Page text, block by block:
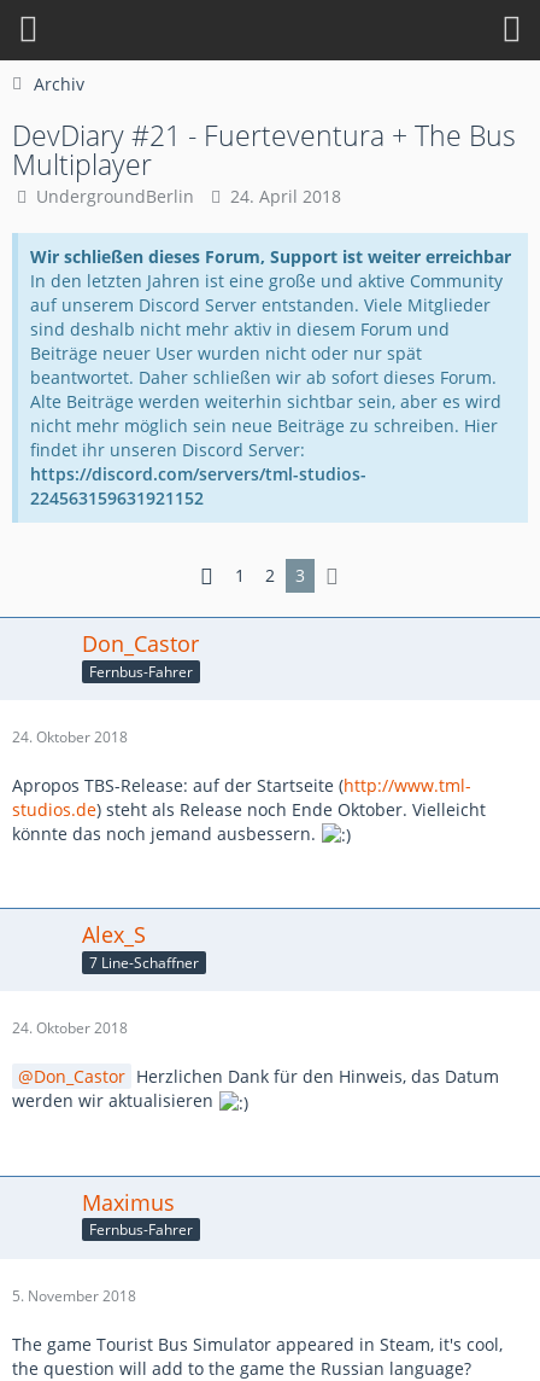
Archiv
DevDiary #21 - Fuerteventura + The Bus
Multiplayer
UndergroundBerlin 24. April 2018
Wir schließen dieses Forum, Support ist weiter erreichbar
In den letzten Jahren ist eine große und aktive Community
auf unserem Discord Server entstanden. Viele Mitglieder
sind deshalb nicht mehr aktiv in diesem Forum und
Beiträge neuer User wurden nicht oder nur spät
beantwortet. Daher schließen wir ab sofort dieses Forum.
Alte Beiträge werden weiterhin sichtbar sein, aber es wird
nicht mehr möglich sein neue Beiträge zu schreiben. Hier
findet ihr unseren Discord Server:
https://discord.com/servers/tml-studios-
224563159631921152
1 2 3
Don_Castor
Fernbus-Fahrer
24. Oktober 2018
Apropos TBS-Release: auf der Startseite (http://www.tml-
studios.de) steht als Release noch Ende Oktober. Vielleicht
könnte das noch jemand ausbessern.
Alex_S
7 Line-Schaffner
24. Oktober 2018
Don_Castor Herzlichen Dank für den Hinweis, das Datum
werden wir aktualisieren
Maximus
Fernbus-Fahrer
5. November 2018
The game Tourist Bus Simulator appeared in Steam, it's cool,
the question will add to the game the Russian language?